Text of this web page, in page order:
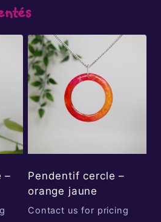
–
Pendentif cercle –
orange jaune
Contact us for pricing